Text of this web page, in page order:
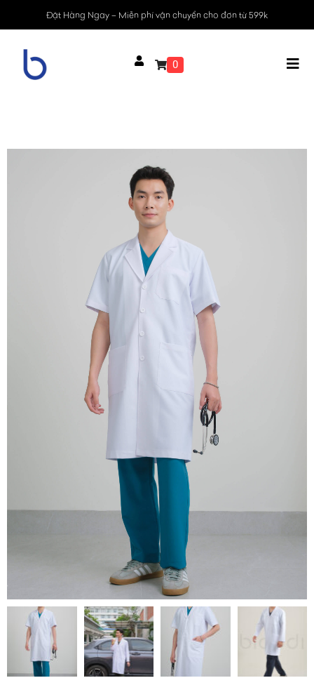
Đặt Hàng Ngay – Miễn phí vận chuyển cho đơn từ 599k
0